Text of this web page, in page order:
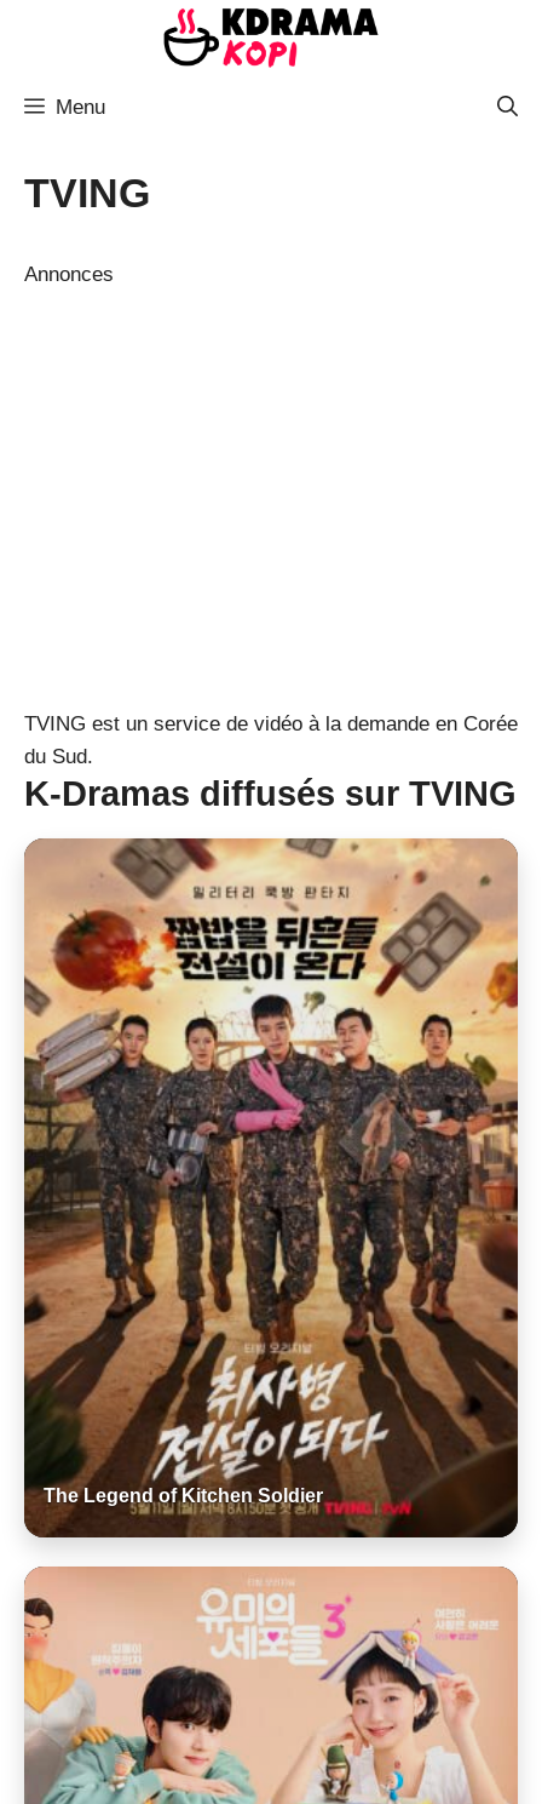
Menu
TVING
Annonces
TVING est un service de vidéo à la demande en Corée
du Sud.
K-Dramas diffusés sur TVING
The Legend of Kitchen Soldier